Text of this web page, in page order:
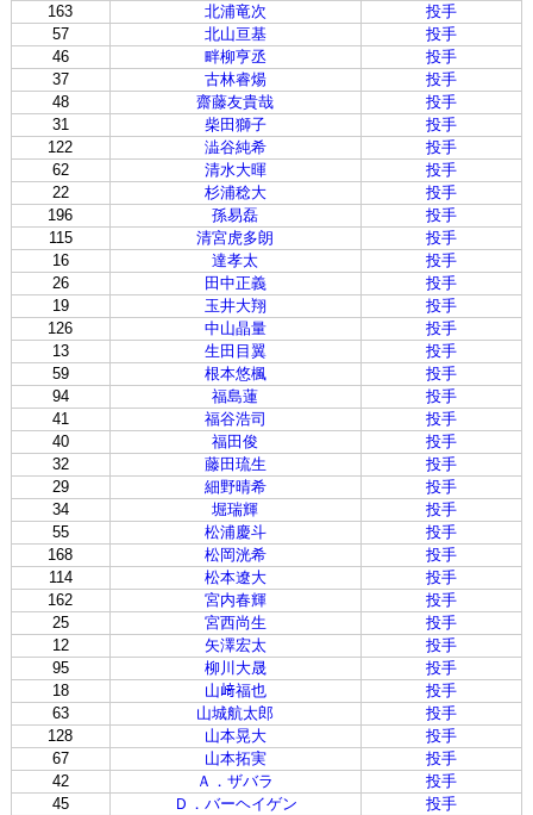
163
北浦竜次
投手
57
北山亘基
投手
46
畔柳亨丞
投手
37
古林睿煬
投手
48
齋藤友貴哉
投手
31
柴田獅子
投手
122
澁谷純希
投手
62
清水大暉
投手
22
杉浦稔大
投手
196
孫易磊
投手
115
清宮虎多朗
投手
16
達孝太
投手
26
田中正義
投手
19
玉井大翔
投手
126
中山晶量
投手
13
生田目翼
投手
59
根本悠楓
投手
94
福島蓮
投手
41
福谷浩司
投手
40
福田俊
投手
32
藤田琉生
投手
29
細野晴希
投手
34
堀瑞輝
投手
55
松浦慶斗
投手
168
松岡洸希
投手
114
松本遼大
投手
162
宮内春輝
投手
25
宮西尚生
投手
12
矢澤宏太
投手
95
柳川大晟
投手
18
山﨑福也
投手
63
山城航太郎
投手
128
山本晃大
投手
67
山本拓実
投手
42
Ａ．ザバラ
投手
45
Ｄ．バーヘイゲン
投手